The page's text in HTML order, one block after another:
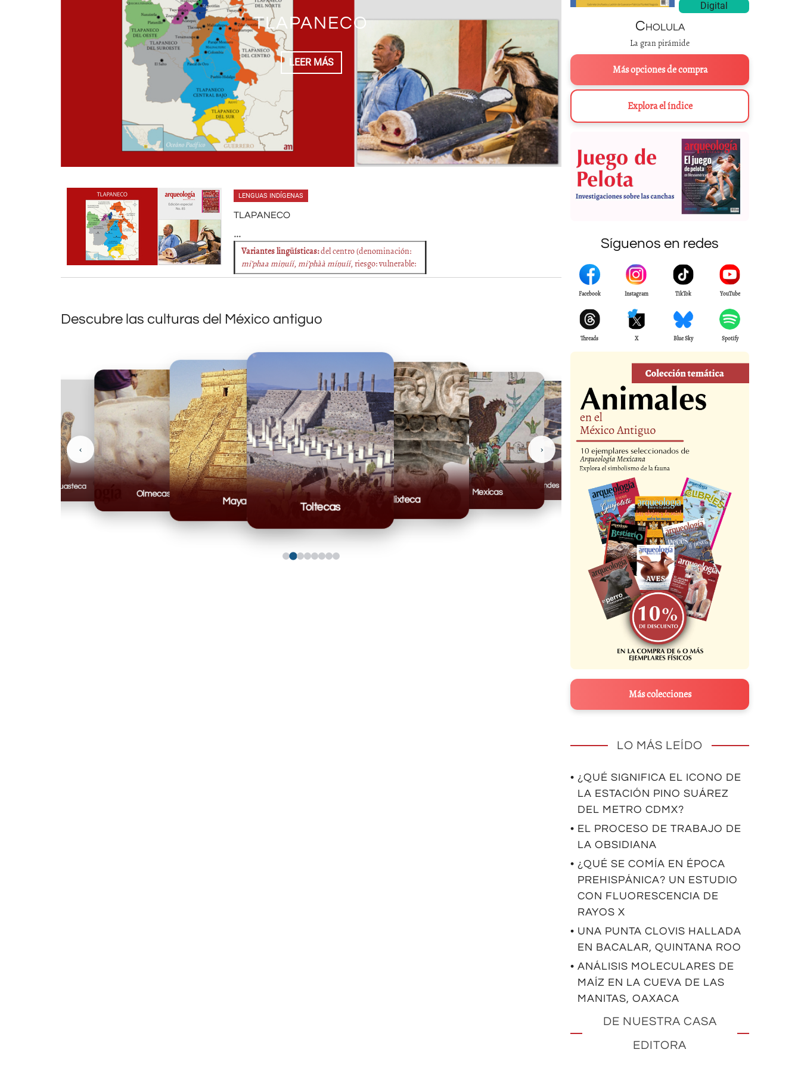
TLAPANECO
LEER MÁS
LENGUAS INDÍGENAS
TLAPANECO
...
Variantes lingüísticas:del centro (denominación:
mi’phaa miŋuíí, mi’phàà míŋuíí, riesgo: vulnerable:
Descubre las culturas del México antiguo
Mayas
Toltecas
Mixteca
Mexicas
Casas Grandes
Huasteca
Olmecas
‹ ›
Digital
Cholula
La gran pirámide
Más opciones de compra
Explora el índice
Síguenos en redes
Facebook Instagram TikTok YouTube
Threads X Blue Sky Spotify
Más colecciones
LO MÁS LEÍDO
• ¿QUÉ SIGNIFICA EL ICONO DE
LA ESTACIÓN PINO SUÁREZ
DEL METRO CDMX?
• EL PROCESO DE TRABAJO DE
LA OBSIDIANA
• ¿QUÉ SE COMÍA EN ÉPOCA
PREHISPÁNICA? UN ESTUDIO
CON FLUORESCENCIA DE
RAYOS X
• UNA PUNTA CLOVIS HALLADA
EN BACALAR, QUINTANA ROO
• ANÁLISIS MOLECULARES DE
MAÍZ EN LA CUEVA DE LAS
MANITAS, OAXACA
DE NUESTRA CASA
EDITORA